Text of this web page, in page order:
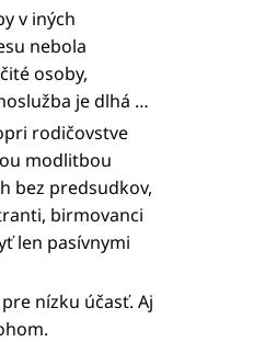
v iných
nebola
osoby,
je dlhá …
rodičovstve
modlitbou
bez predsudkov,
birmovanci
len pasívnymi
nízku účasť. Aj